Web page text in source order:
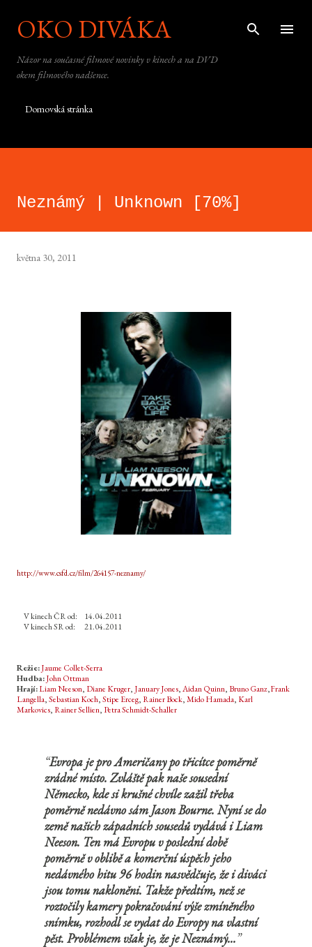
Přeskočit na hlavní obsah
OKO DIVÁKA
Názor na současné filmové novinky v kinech a na DVD
okem filmového nadšence.
Domovská stránka
Neznámý | Unknown [70%]
května 30, 2011
http://www.csfd.cz/film/264157-neznamy/
V kinech ČR od:
14.04.2011
V kinech SR od:
21.04.2011
Režie:Jaume Collet-Serra
Hudba:John Ottman
Hrají:Liam Neeson, Diane Kruger, January Jones,Aidan Quinn, Bruno Ganz,Frank
Langella,Sebastian Koch,Stipe Erceg, Rainer Bock,Mido Hamada, Karl
Markovics, Rainer Sellien, Petra Schmidt-Schaller
Evropa je pro Američany po třicítce poměrně
zrádné místo. Zvláště pak naše sousední
Německo, kde si krušné chvíle zažil třeba
poměrně nedávno sám Jason Bourne. Nyní se do
země našich západních sousedů vydává i Liam
Neeson. Ten má Evropu v poslední době
poměrně v oblibě a komerční úspěch jeho
nedávného hitu 96 hodin nasvědčuje, že i diváci
jsou tomu nakloněni. Takže předtím, než se
roztočily kamery pokračování výše zmíněného
snímku, rozhodl se vydat do Evropy na vlastní
pěst. Problémem však je, že je Neznámý...